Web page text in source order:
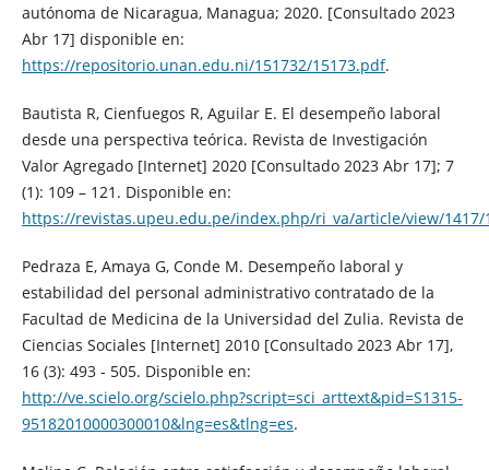
autónoma de Nicaragua, Managua; 2020. [Consultado 2023
Abr 17] disponible en:
https://repositorio.unan.edu.ni/151732/15173.pdf.
Bautista R, Cienfuegos R, Aguilar E. El desempeño laboral
desde una perspectiva teórica. Revista de Investigación
Valor Agregado [Internet] 2020 [Consultado 2023 Abr 17]; 7
(1): 109 – 121. Disponible en:
https://revistas.upeu.edu.pe/index.php/ri_va/article/view/1417/
Pedraza E, Amaya G, Conde M. Desempeño laboral y
estabilidad del personal administrativo contratado de la
Facultad de Medicina de la Universidad del Zulia. Revista de
Ciencias Sociales [Internet] 2010 [Consultado 2023 Abr 17],
16 (3): 493 - 505. Disponible en:
http://ve.scielo.org/scielo.php?script=sci_arttext&pid=S1315-
95182010000300010&lng=es&tlng=es.